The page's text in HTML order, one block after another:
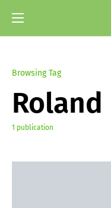
Browsing Tag
Roland
1 publication